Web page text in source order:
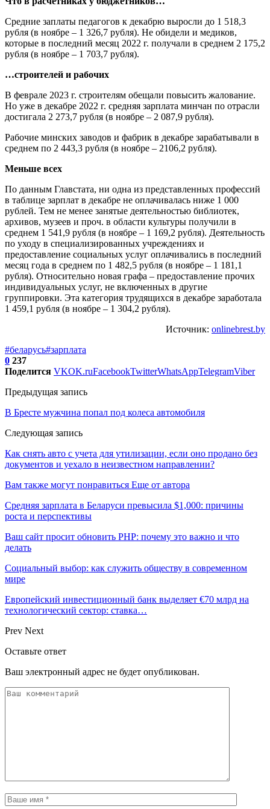
Средние заплаты педагогов к декабрю выросли до 1 518,3
рубля (в ноябре – 1 326,7 рубля). Не обидели и медиков,
которые в последний месяц 2022 г. получали в среднем 2 175,2
рубля (в ноябре – 1 703,7 рубля).
…строителей и рабочих
В феврале 2023 г. строителям обещали повысить жалование.
Но уже в декабре 2022 г. средняя зарплата минчан по отрасли
достигала 2 273,7 рубля (в ноябре – 2 087,9 рубля).
Рабочие минских заводов и фабрик в декабре зарабатывали в
среднем по 2 443,3 рубля (в ноябре – 2106,2 рубля).
Меньше всех
По данным Главстата, ни одна из представленных профессий
в таблице зарплат в декабре не оплачивалась ниже 1 000
рублей. Тем не менее занятые деятельностью библиотек,
архивов, музеев и проч. в области культуры получили в
среднем 1 541,9 рубля (в ноябре – 1 169,2 рубля). Деятельность
по уходу в специализированных учреждениях и
предоставление социальных услуг оплачивались в последний
месяц года в среднем по 1 482,5 рубля (в ноябре – 1 181,1
рубля). Относительно новая графа – предоставление прочих
индивидуальных услуг, не включенных в другие
группировки. Эта категория трудящихся в декабре заработала
1 459,1 рубля (в ноябре – 1 304,2 рубля).
Источник: onlinebrest.by
#беларусь#зарплата
0 237
Поделится VKOK.ruFacebookTwitterWhatsAppTelegramViber
Предыдущая запись
В Бресте мужчина попал под колеса автомобиля
Следующая запись
Как снять авто с учета для утилизации, если оно продано без
документов и уехало в неизвестном направлении?
Вам также могут понравиться Еще от автора
Средняя зарплата в Беларуси превысила $1,000: причины
роста и перспективы
Ваш сайт просит обновить PHP: почему это важно и что
делать
Социальный выбор: как служить обществу в современном
мире
Европейский инвестиционный банк выделяет €70 млрд на
технологический сектор: ставка…
Prev Next
Оставьте ответ
Ваш электронный адрес не будет опубликован.